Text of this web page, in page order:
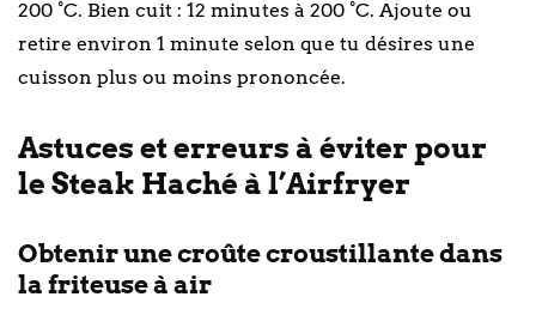
200 °C. Bien cuit : 12 minutes à 200 °C. Ajoute ou
retire environ 1 minute selon que tu désires une
cuisson plus ou moins prononcée.
Astuces et erreurs à éviter pour
le Steak Haché à l’Airfryer
Obtenir une croûte croustillante dans
la friteuse à air